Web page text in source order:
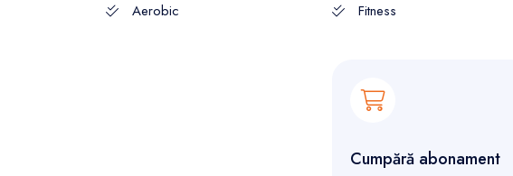
Aerobic Fitness
Cumpără abonament